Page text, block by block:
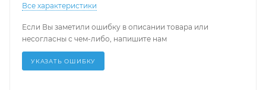
Все характеристики
Если Вы заметили ошибку в описании товара или
несогласны с чем-либо, напишите нам
УКАЗАТЬ ОШИБКУ